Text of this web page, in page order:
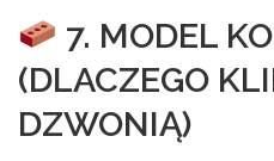
7. MODEL
(DLACZEGO
DZWONIĄ)